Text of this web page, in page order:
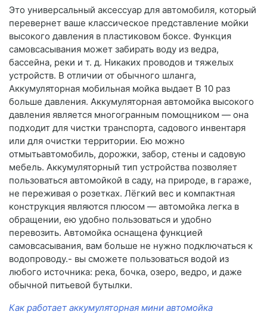
Это универсальный аксессуар для автомобиля, который
перевернет ваше классическое представление мойки
высокого давления в пластиковом боксе. Функция
самовсасывания может забирать воду из ведра,
бассейна, реки и т. д. Никаких проводов и тяжелых
устройств. В отличии от обычного шланга,
Аккумуляторная мобильная мойка выдает В 10 раз
больше давления. Аккумуляторная автомойка высокого
давления является многогранным помощником — она
подходит для чистки транспорта, садового инвентаря
или для очистки территории. Ею можно
отмытьавтомобиль, дорожки, забор, стены и садовую
мебель. Аккумуляторный тип устройства позволяет
пользоваться автомойкой в саду, на природе, в гараже,
не переживая о розетках. Лёгкий вес и компактная
конструкция являются плюсом — автомойка легка в
обращении, ею удобно пользоваться и удобно
перевозить. Автомойка оснащена функцией
самовсасывания, вам больше не нужно подключаться к
водопроводу.- вы сможете пользоваться водой из
любого источника: река, бочка, озеро, ведро, и даже
обычной питьевой бутылки.
Как работает аккумуляторная мини автомойка